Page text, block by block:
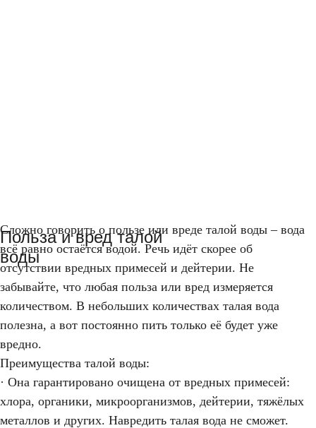
Польза и вред талой
воды
Сложно говорить о пользе или вреде талой воды – вода
всё равно остаётся водой. Речь идёт скорее об
отсутствии вредных примесей и дейтерии. Не
забывайте, что любая польза или вред измеряется
количеством. В небольших количествах талая вода
полезна, а вот постоянно пить только её будет уже
вредно.
Преимущества талой воды:
· Она гарантировано очищена от вредных примесей:
хлора, органики, микроорганизмов, дейтерии, тяжёлых
металлов и других. Навредить талая вода не сможет.